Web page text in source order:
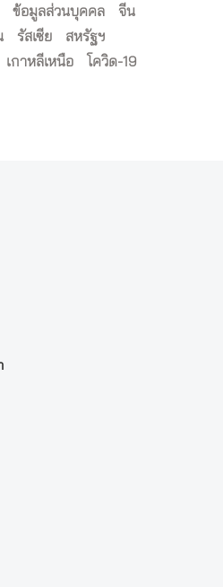
ข้อมูลส่วนบุคคล
จีน
รัสเซีย
สหรัฐฯ
เกาหลีเหนือ โควิด-19